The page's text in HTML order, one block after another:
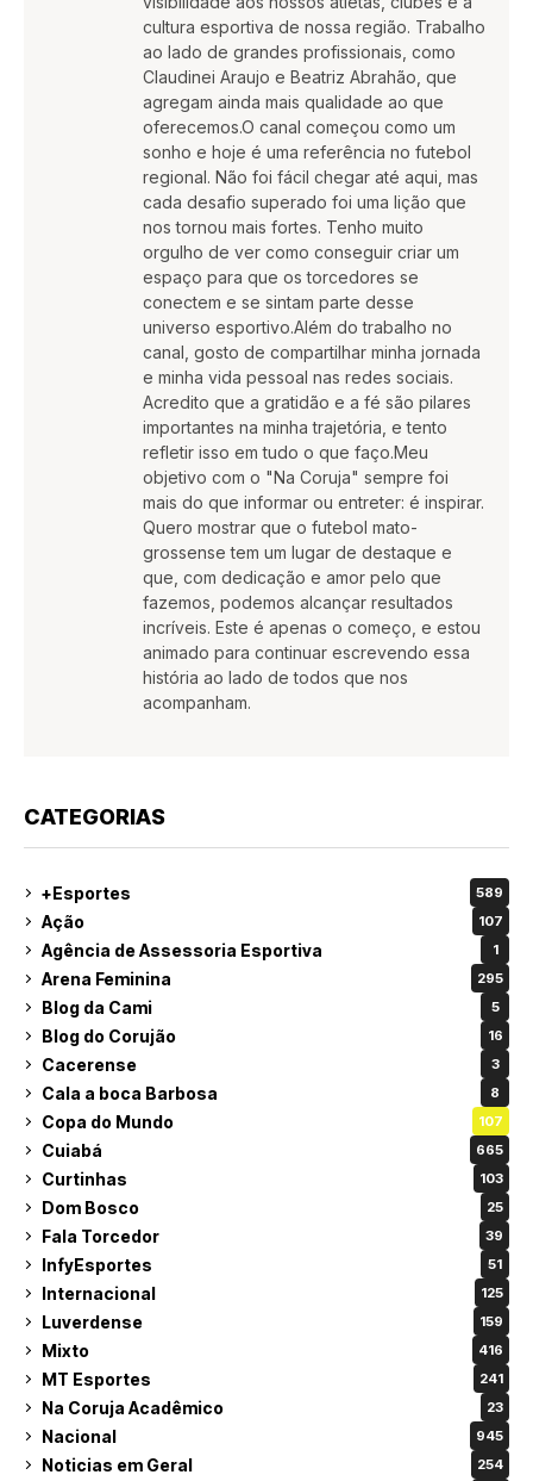
cultura esportiva de nossa região. Trabalho
ao lado de grandes profissionais, como
Claudinei Araujo e Beatriz Abrahão, que
agregam ainda mais qualidade ao que
oferecemos.O canal começou como um
sonho e hoje é uma referência no futebol
regional. Não foi fácil chegar até aqui, mas
cada desafio superado foi uma lição que
nos tornou mais fortes. Tenho muito
orgulho de ver como conseguir criar um
espaço para que os torcedores se
conectem e se sintam parte desse
universo esportivo.Além do trabalho no
canal, gosto de compartilhar minha jornada
e minha vida pessoal nas redes sociais.
Acredito que a gratidão e a fé são pilares
importantes na minha trajetória, e tento
refletir isso em tudo o que faço.Meu
objetivo com o "Na Coruja" sempre foi
mais do que informar ou entreter: é inspirar.
Quero mostrar que o futebol mato-
grossense tem um lugar de destaque e
que, com dedicação e amor pelo que
fazemos, podemos alcançar resultados
incríveis. Este é apenas o começo, e estou
animado para continuar escrevendo essa
história ao lado de todos que nos
acompanham.
CATEGORIAS
+Esportes 589
Ação 107
Agência de Assessoria Esportiva 1
Arena Feminina 295
Blog da Cami 5
Blog do Corujão 16
Cacerense 3
Cala a boca Barbosa 8
Copa do Mundo 107
Cuiabá 665
Curtinhas 103
Dom Bosco 25
Fala Torcedor 39
InfyEsportes 51
Internacional 125
Luverdense 159
Mixto 416
MT Esportes 241
Na Coruja Acadêmico 23
Nacional 945
Noticias em Geral 254